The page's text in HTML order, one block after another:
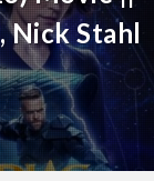
Nick Stahl